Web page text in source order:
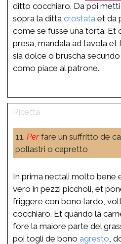
ditto cocchiaro. Da poi
sopra la ditta crostata et da
come se fusse una torta. Et
presa, mandala ad tavola et
sia dolce o bruscha
como piace al patrone.
11. Perfare un suffritto de
pollastri o capretto
In prima nectali molto bene
vero in pezzi piccholi, et
friggere con bono lardo,
cocchiaro. Et quando la
fore la maiore parte del
poi togli de bono agresto ,